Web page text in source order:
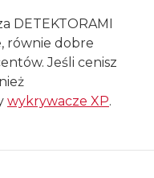
DETEKTORAMI
równie dobre
Jeśli cenisz
wykrywacze XP.